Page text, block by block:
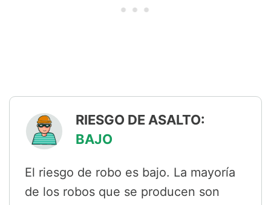
RIESGO DE ASALTO:
BAJO
El riesgo de robo es bajo. La mayoría
de los robos que se producen son